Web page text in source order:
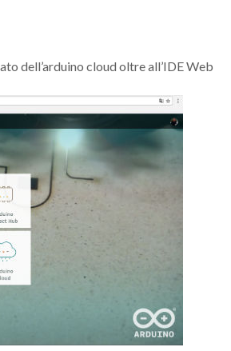
dell’arduino cloud oltre all’IDE Web